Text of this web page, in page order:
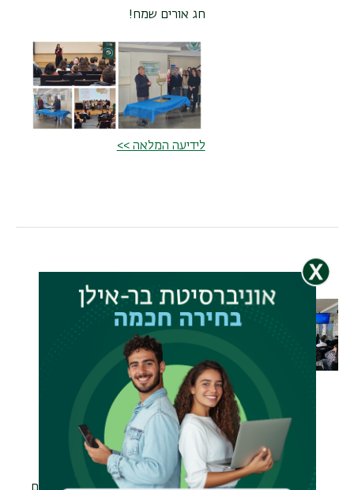
חג אורים שמח!
לידיעה המלאה >>
מסלול התלת שנתי
התחיל ללמוד!
תאריך
שני, 4 דצמבר, 2023
בהצלחה ל-28 הסטודנטים
וסטודנטיות במסלול התלת שנתי
שהתחילו ללמוד אתמול!
התחילו קורס יק"ר שמטרתו ליישר